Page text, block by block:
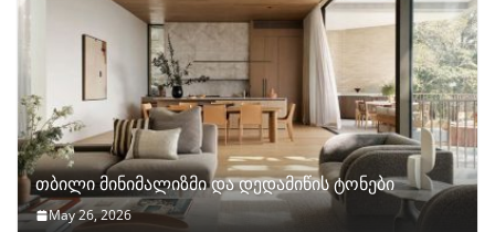
თბილი მინიმალიზმი და დედამიწის ტონები
May 26, 2026